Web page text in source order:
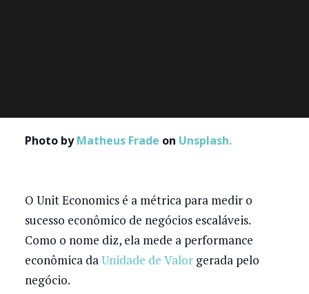
Photo byMatheus Frade on Unsplash.
O Unit Economics é a métrica para medir o
sucesso econômico de negócios escaláveis.
Como o nome diz, ela mede a performance
econômica daUnidade de Valorgerada pelo
negócio.